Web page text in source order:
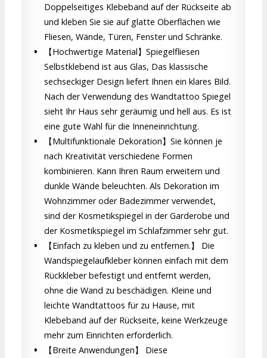
Doppelseitiges Klebeband auf der Rückseite ab
und kleben Sie sie auf glatte Oberflächen wie
Fliesen, Wände, Türen, Fenster und Schränke.
【Hochwertige Material】Spiegelfliesen
Selbstklebend ist aus Glas, Das klassische
sechseckiger Design liefert Ihnen ein klares Bild.
Nach der Verwendung des Wandtattoo Spiegel
sieht Ihr Haus sehr geräumig und hell aus. Es ist
eine gute Wahl für die Inneneinrichtung.
【Multifunktionale Dekoration】Sie können je
nach Kreativität verschiedene Formen
kombinieren. Kann Ihren Raum erweitern und
dunkle Wände beleuchten. Als Dekoration im
Wohnzimmer oder Badezimmer verwendet,
sind der Kosmetikspiegel in der Garderobe und
der Kosmetikspiegel im Schlafzimmer sehr gut.
【Einfach zu kleben und zu entfernen.】 Die
Wandspiegelaufkleber können einfach mit dem
Rückkleber befestigt und entfernt werden,
ohne die Wand zu beschädigen. Kleine und
leichte Wandtattoos für zu Hause, mit
Klebeband auf der Rückseite, keine Werkzeuge
mehr zum Einrichten erforderlich.
【Breite Anwendungen】 Diese